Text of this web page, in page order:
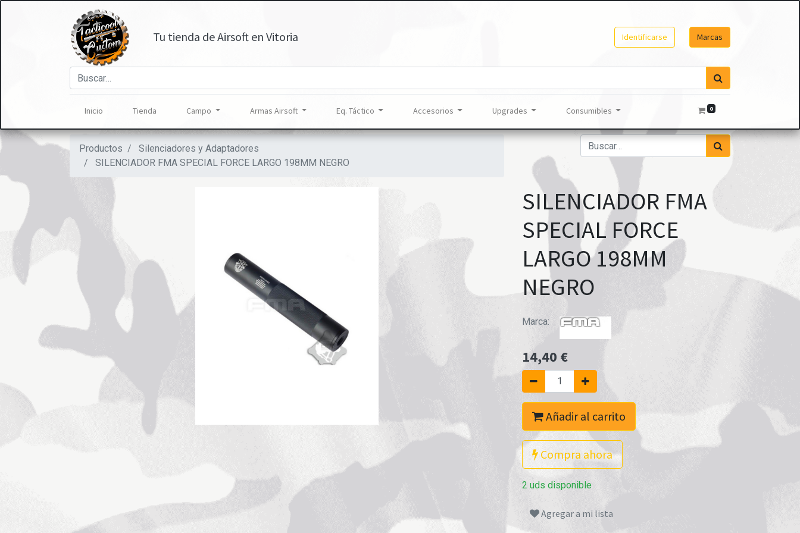
Tu tienda de Airsoft en Vitoria Identificarse Marcas
Inicio Tienda Campo Armas Airsoft Eq. Táctico Accesorios Upgrades Consumibles 0
Productos
Silenciadores y Adaptadores
SILENCIADOR FMA SPECIAL FORCE LARGO 198MM NEGRO
SILENCIADOR FMA
SPECIAL FORCE
LARGO 198MM
NEGRO
Marca:
14,40 €
Añadir al carrito
Compra ahora
2 uds disponible
Agregar a mi lista